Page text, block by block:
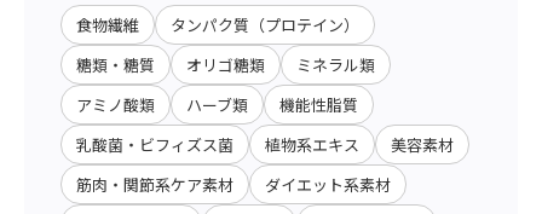
食物繊維 タンパク質（プロテイン）
糖類・糖質 オリゴ糖類 ミネラル類
アミノ酸類 ハーブ類 機能性脂質
乳酸菌・ビフィズス菌 植物系エキス 美容素材
筋肉・関節系ケア素材 ダイエット系素材